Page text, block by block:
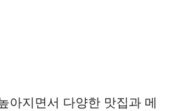
아지면서 다양한 맛집과 메